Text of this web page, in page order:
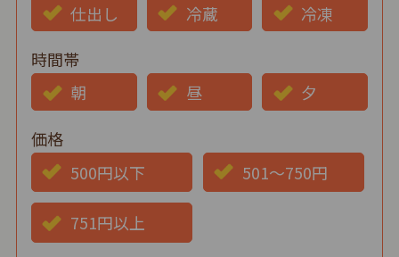
仕出し
冷蔵
冷凍
時間帯
朝
昼
夕
価格
500円以下
501～750円
751円以上